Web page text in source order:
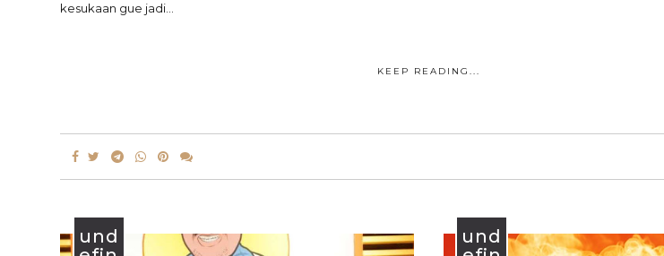
kesukaan gue jadi...
KEEP READING...
und
und